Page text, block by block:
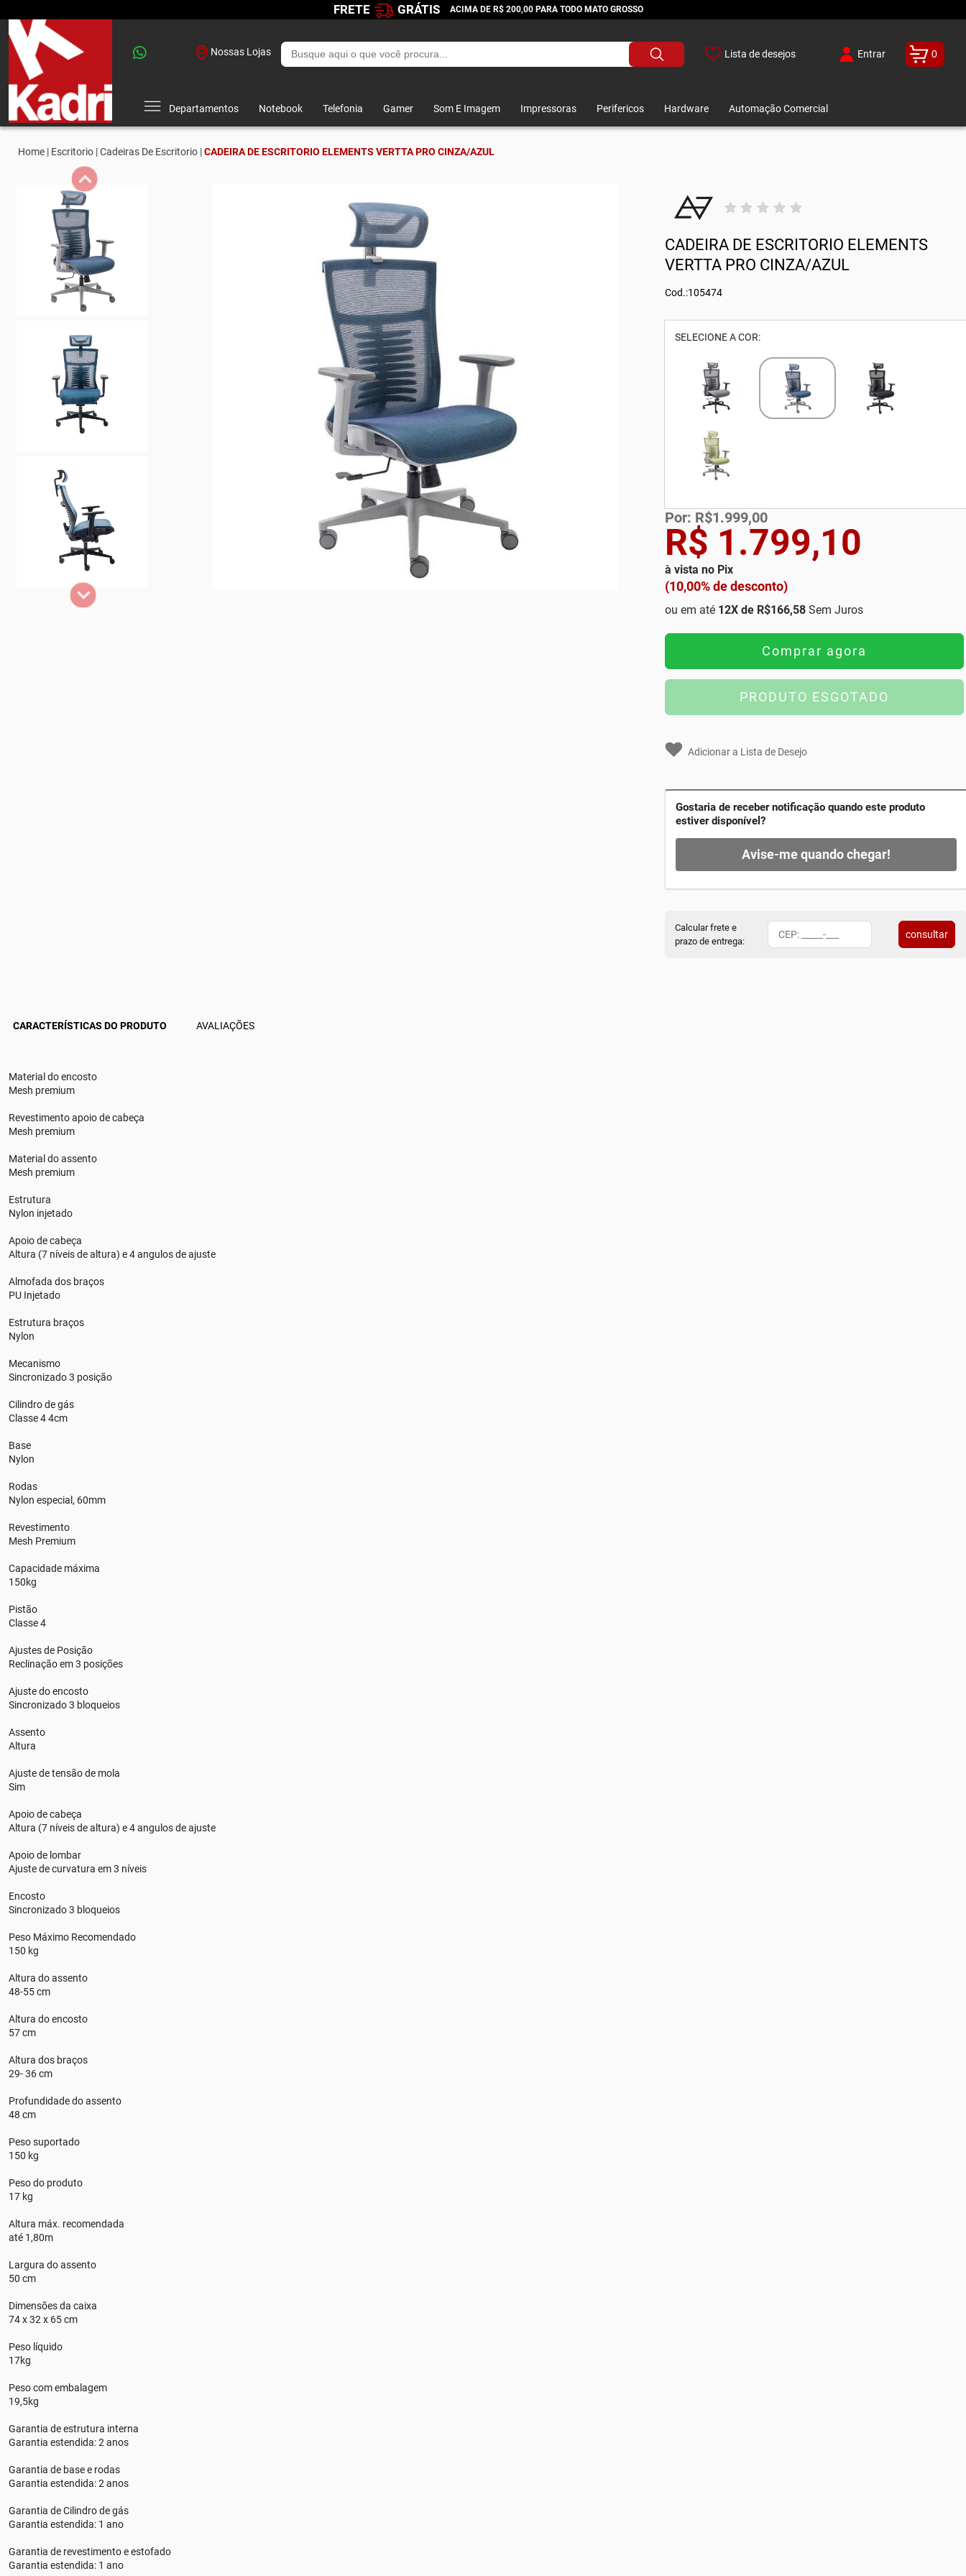
FRETE GRÁTIS ACIMA DE R$ 200,00 PARA TODO MATO GROSSO
Nossas Lojas Lista de desejos Entrar 0
Departamentos Notebook Telefonia Gamer Som E Imagem Impressoras Perifericos Hardware Automação Comercial
Home | Escritorio |Cadeiras De Escritorio |CADEIRA DE ESCRITORIO ELEMENTS VERTTA PRO CINZA/AZUL
CADEIRA DE ESCRITORIO ELEMENTS
VERTTA PRO CINZA/AZUL
Cod.:105474
SELECIONE A COR:
R$ 1.799,10
à vista no Pix
(10,00% de desconto)
Por: R$1.999,00
ou em até 12X de R$166,58 Sem Juros
Comprar agora
PRODUTO ESGOTADO
Adicionar a Lista de Desejo
Gostaria de receber notificação quando este produto
estiver disponível?
Avise-me quando chegar!
Calcular frete e
prazo de entrega:
consultar
CARACTERÍSTICAS DO PRODUTO AVALIAÇÕES
Material do encosto
Mesh premium
Revestimento apoio de cabeça
Mesh premium
Material do assento
Mesh premium
Estrutura
Nylon injetado
Apoio de cabeça
Altura (7 níveis de altura) e 4 angulos de ajuste
Almofada dos braços
PU Injetado
Estrutura braços
Nylon
Mecanismo
Sincronizado 3 posição
Cilindro de gás
Classe 4 4cm
Base
Nylon
Rodas
Nylon especial, 60mm
Revestimento
Mesh Premium
Capacidade máxima
150kg
Pistão
Classe 4
Ajustes de Posição
Reclinação em 3 posições
Ajuste do encosto
Sincronizado 3 bloqueios
Assento
Altura
Ajuste de tensão de mola
Sim
Apoio de cabeça
Altura (7 níveis de altura) e 4 angulos de ajuste
Apoio de lombar
Ajuste de curvatura em 3 níveis
Encosto
Sincronizado 3 bloqueios
Peso Máximo Recomendado
150 kg
Altura do assento
48-55 cm
Altura do encosto
57 cm
Altura dos braços
29- 36 cm
Profundidade do assento
48 cm
Peso suportado
150 kg
Peso do produto
17 kg
Altura máx. recomendada
até 1,80m
Largura do assento
50 cm
Dimensões da caixa
74 x 32 x 65 cm
Peso líquido
17kg
Peso com embalagem
19,5kg
Garantia de estrutura interna
Garantia estendida: 2 anos
Garantia de base e rodas
Garantia estendida: 2 anos
Garantia de Cilindro de gás
Garantia estendida: 1 ano
Garantia de revestimento e estofado
Garantia estendida: 1 ano